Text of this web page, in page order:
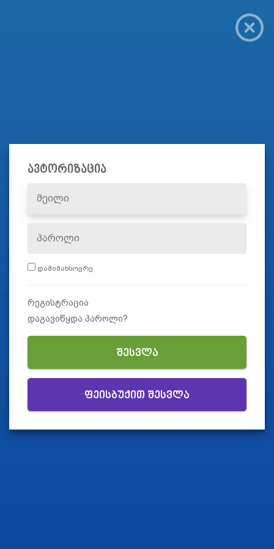
ავტორიზაცია
დამიმახსოვრე
რეგისტრაცია
დაგავიწყდა პაროლი?